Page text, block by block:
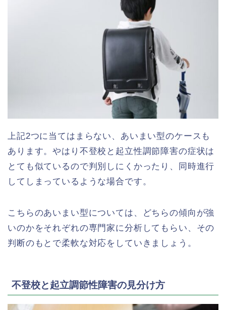
上記2つに当てはまらない、あいまい型のケースも
あります。やはり不登校と起立性調節障害の症状は
とても似ているので判別しにくかったり、同時進行
してしまっているような場合です。
こちらのあいまい型については、どちらの傾向が強
いのかをそれぞれの専門家に分析してもらい、その
判断のもとで柔軟な対応をしていきましょう。
不登校と起立調節性障害の見分け方